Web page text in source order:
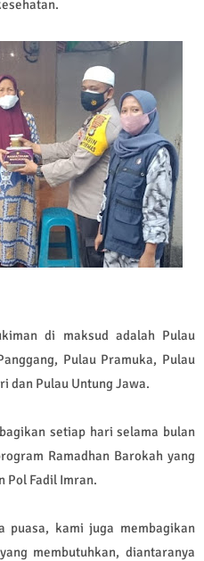
di maksud adalah Pulau
Pulau Pramuka, Pulau
dan Pulau Untung Jawa.
setiap hari selama bulan
Ramadhan Barokah yang
Pol Fadil Imran.
puasa, kami juga membagikan
membutuhkan, diantaranya